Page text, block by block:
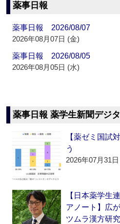
薬事日報
薬事日報 2026/08/07
2026年08月07日 (金)
薬事日報 2026/08/05
2026年08月05日 (水)
薬事日報 薬学生新聞デジ
【薬ゼミ国試
う
2026年07月31
【日本薬学生
アノート】広
ツムラ漢方研